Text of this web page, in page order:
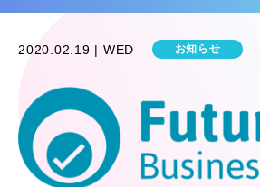
2020.02.19 | WED お知らせ